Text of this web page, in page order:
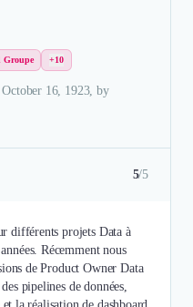
Groupe +10
16, 1923, by
5/5
différents projets Data à
Récemment nous
de Product Owner Data
pipelines de données,